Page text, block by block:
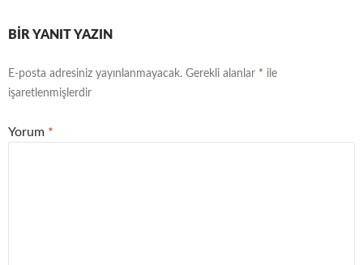
BIR YANIT YAZIN
E-posta adresiniz yayınlanmayacak. Gerekli alanlar * ile
işaretlenmişlerdir
Yorum *